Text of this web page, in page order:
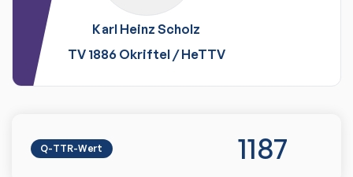
Karl Heinz Scholz
TV 1886 Okriftel/HeTTV
Q-TTR-Wert 1187